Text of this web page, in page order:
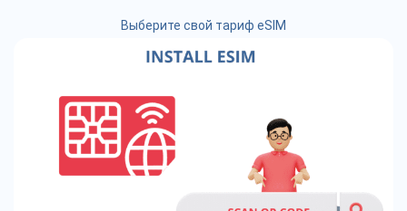
Выберите свой тариф eSIM